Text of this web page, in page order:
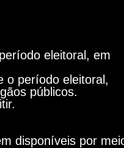
eleitoral, em
o período eleitoral,
públicos.
disponíveis por